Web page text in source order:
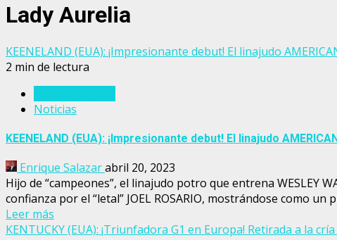
Lady Aurelia
KEENELAND (EUA): ¡Impresionante debut! El linajudo
2 min de lectura
Noticias
KEENELAND (EUA): ¡Impresionante debut! El linajudo
Enrique Salazarabril 20, 2023
Hijo de “campeones”, el linajudo potro que entrena WESLEY
confianza por el “letal” JOEL ROSARIO, mostrándose como un
Leer más
KENTUCKY (EUA): ¡Triunfadora G1 en Europa! Retirada a la